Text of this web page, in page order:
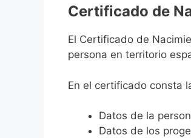
Certificado de
El Certificado de
persona en territorio
En el certificado consta
Datos de la
Datos de los